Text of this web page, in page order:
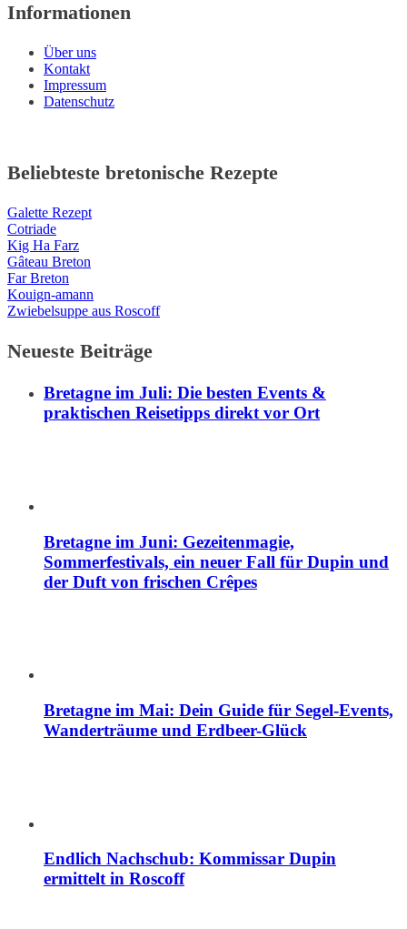
Informationen
Über uns
Kontakt
Impressum
Datenschutz
Beliebteste bretonische Rezepte
Galette Rezept
Cotriade
Kig Ha Farz
Gâteau Breton
Far Breton
Kouign-amann
Zwiebelsuppe aus Roscoff
Neueste Beiträge
Bretagne im Juli: Die besten Events &
praktischen Reisetipps direkt vor Ort
Bretagne im Juni: Gezeitenmagie,
Sommerfestivals, ein neuer Fall für Dupin und
der Duft von frischen Crêpes
Bretagne im Mai: Dein Guide für Segel-Events,
Wanderträume und Erdbeer-Glück
Endlich Nachschub: Kommissar Dupin
ermittelt in Roscoff